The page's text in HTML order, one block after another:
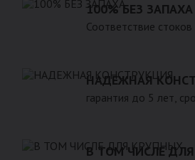
100% БЕЗ ЗАПАХА
Соответствие
НАДЕЖНАЯ
гарантия до 5 лет,
В ТОМ ЧИСЛЕ